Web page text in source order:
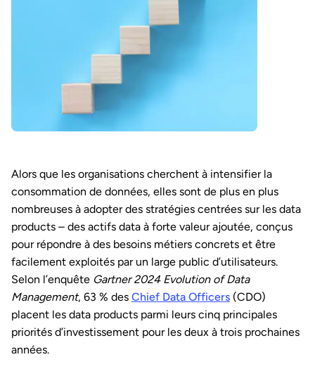
Alors que les organisations cherchent à intensifier la
consommation de données, elles sont de plus en plus
nombreuses à adopter des stratégies centrées sur les data
products – des actifs data à forte valeur ajoutée, conçus
pour répondre à des besoins métiers concrets et être
facilement exploités par un large public d’utilisateurs.
Selon l’enquête Gartner 2024 Evolution of Data
Management, 63 % des Chief Data Officers (CDO)
placent les data products parmi leurs cinq principales
priorités d’investissement pour les deux à trois prochaines
années.